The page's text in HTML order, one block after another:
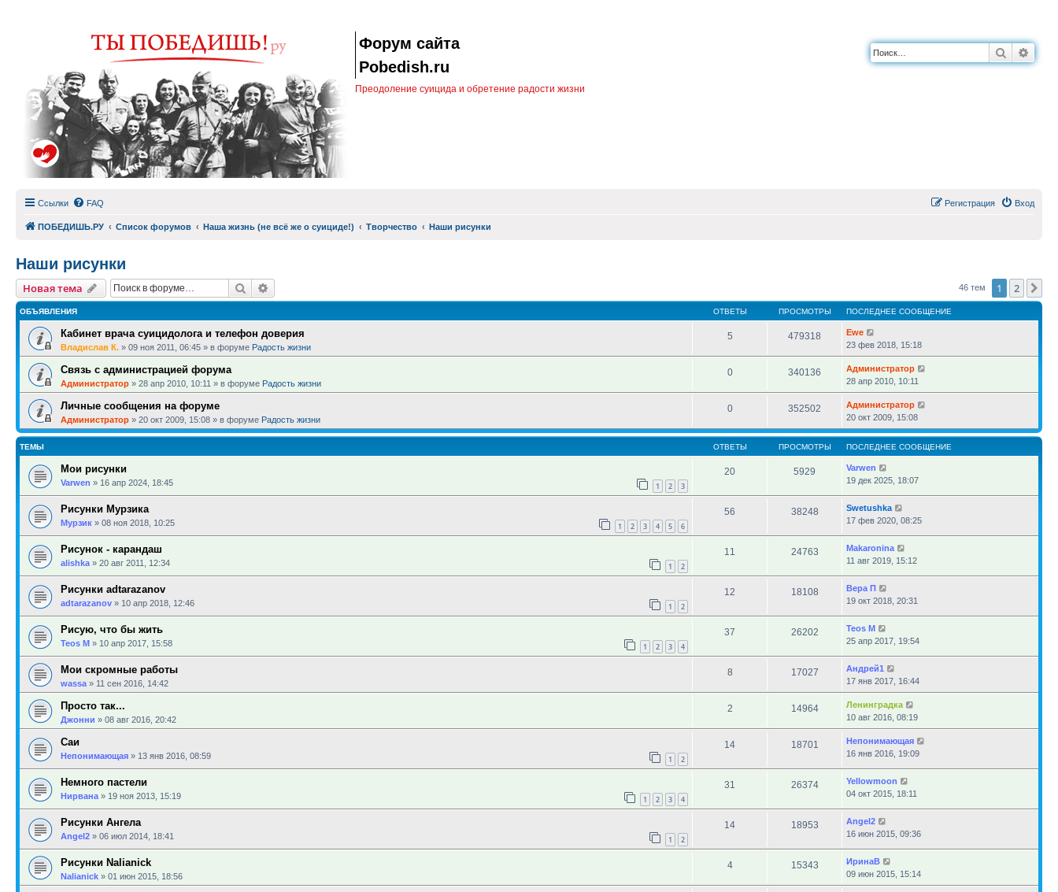
Форум сайта
Pobedish.ru
Преодоление суицида и обретение радости жизни
Поиск
Ссылки FAQ Вход
Регистрация
ПОБЕДИШЬ.РУ Список форумов Наша жизнь (не всё же о суициде!) Творчество Наши рисунки
Наши рисунки
Новая тема Поиск 46 тем 1 2
ОБЪЯВЛЕНИЯ ОТВЕТЫ ПРОСМОТРЫ ПОСЛЕДНЕЕ СООБЩЕНИЕ
Кабинет врача суицидолога и телефон доверия
Владислав К. » 09 ноя 2011, 06:45 » в форуме Радость жизни
5 479318
Ewe
23 фев 2018, 15:18
Связь с администрацией форума
Администратор » 28 апр 2010, 10:11 » в форуме Радость жизни
0 340136
Администратор
28 апр 2010, 10:11
Личные сообщения на форуме
Администратор » 20 окт 2009, 15:08 » в форуме Радость жизни
0 352502
Администратор
20 окт 2009, 15:08
ТЕМЫ ОТВЕТЫ ПРОСМОТРЫ ПОСЛЕДНЕЕ СООБЩЕНИЕ
Мои рисунки
Varwen » 16 апр 2024, 18:45 1 2 3
20 5929
Varwen
19 дек 2025, 18:07
Рисунки Мурзика
Мурзик » 08 ноя 2018, 10:25 1 2 3 4 5 6
56 38248
Swetushka
17 фев 2020, 08:25
Рисунок - карандаш
alishka » 20 авг 2011, 12:34 1 2
11 24763
Makaronina
11 авг 2019, 15:12
Рисунки adtarazanov
adtarazanov » 10 апр 2018, 12:46 1 2
12 18108
Вера П
19 окт 2018, 20:31
Рисую, что бы жить
Teos M » 10 апр 2017, 15:58 1 2 3 4
37 26202
Teos M
25 апр 2017, 19:54
Мои скромные работы
wassa » 11 сен 2016, 14:42
8 17027
Андрей1
17 янв 2017, 16:44
Просто так...
Джонни » 08 авг 2016, 20:42
2 14964
Ленинградка
10 авг 2016, 08:19
Саи
Непонимающая » 13 янв 2016, 08:59 1 2
14 18701
Непонимающая
16 янв 2016, 19:09
Немного пастели
Нирвана » 19 ноя 2013, 15:19 1 2 3 4
31 26374
Yellowmoon
04 окт 2015, 18:11
Рисунки Ангела
Angel2 » 06 июл 2014, 18:41 1 2
14 18953
Angel2
16 июн 2015, 09:36
Рисунки Nalianick
Nalianick » 01 июн 2015, 18:56
4 15343
ИринаВ
09 июн 2015, 15:14